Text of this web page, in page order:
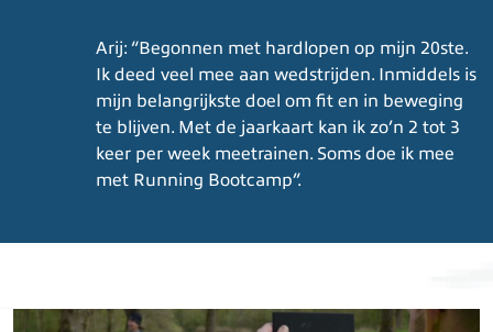
Arij: “Begonnen met hardlopen op mijn 20ste.
Ik deed veel mee aan wedstrijden. Inmiddels is
mijn belangrijkste doel om fit en in beweging
te blijven. Met de jaarkaart kan ik zo’n 2 tot 3
keer per week meetrainen. Soms doe ik mee
met Running Bootcamp”.